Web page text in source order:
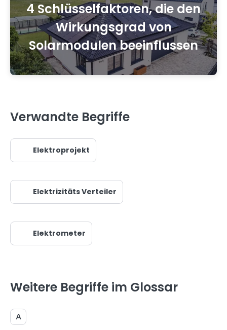
4 Schlüsselfaktoren, die den
Wirkungsgrad von
Solarmodulen beeinflussen
Verwandte Begriffe
Elektroprojekt
Elektrizitäts Verteiler
Elektrometer
Weitere Begriffe im Glossar
A